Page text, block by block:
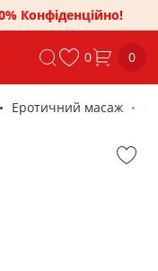
Конфіденційно!
0 0
Еротичний масаж